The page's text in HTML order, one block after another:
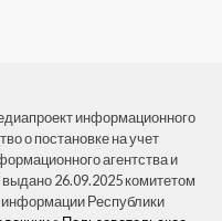
информационного
о постановке на учет
агентства и
26.09.2025 комитетом
Республики